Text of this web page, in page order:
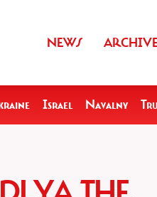
NEWS
Israel Navalny